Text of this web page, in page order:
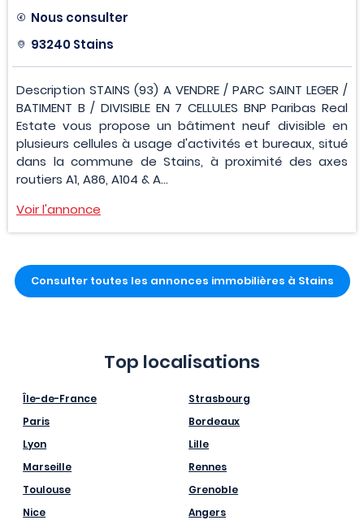
Nous consulter
93240 Stains
Description STAINS (93) A VENDRE / PARC SAINT LEGER /
BATIMENT B / DIVISIBLE EN 7 CELLULES BNP Paribas Real
Estate vous propose un bâtiment neuf divisible en
plusieurs cellules à usage d'activités et bureaux, situé
dans la commune de Stains, à proximité des axes
routiers A1, A86, A104 & A...
Voir l'annonce
Consulter toutes les annonces immobilières à Stains
Top localisations
Île-de-France
Paris
Lyon
Marseille
Toulouse
Nice
Strasbourg
Bordeaux
Lille
Rennes
Grenoble
Angers